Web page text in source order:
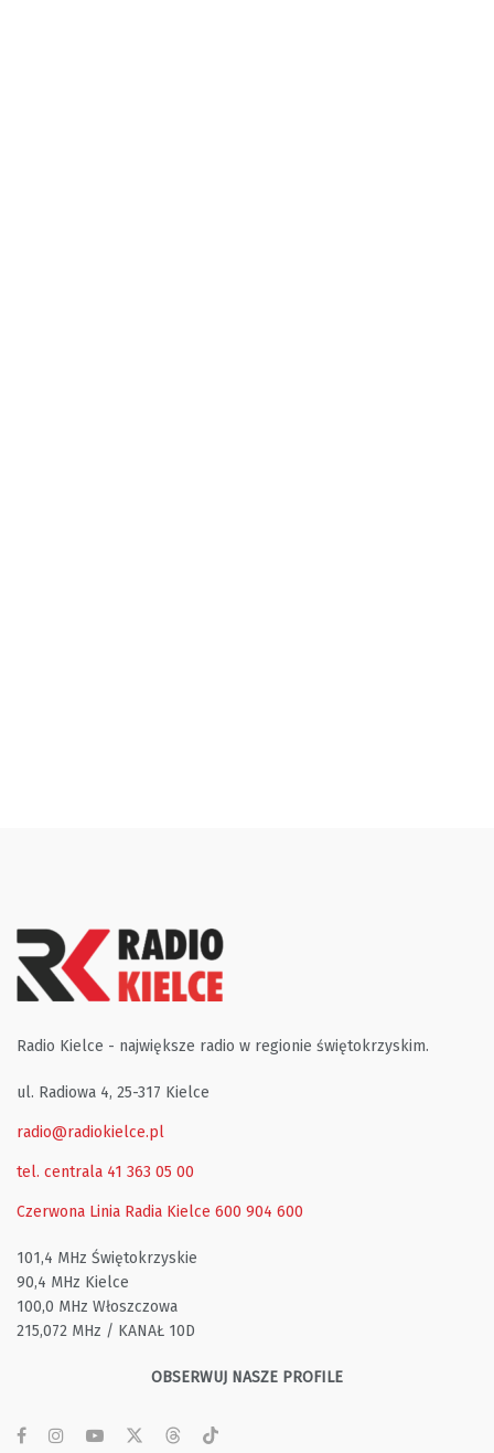
Radio Kielce - największe radio w regionie świętokrzyskim.
ul. Radiowa 4, 25-317 Kielce
radio@radiokielce.pl
tel. centrala 41 363 05 00
Czerwona Linia Radia Kielce 600 904 600
101,4 MHz Świętokrzyskie
90,4 MHz Kielce
100,0 MHz Włoszczowa
215,072 MHz / KANAŁ 10D
OBSERWUJ NASZE PROFILE